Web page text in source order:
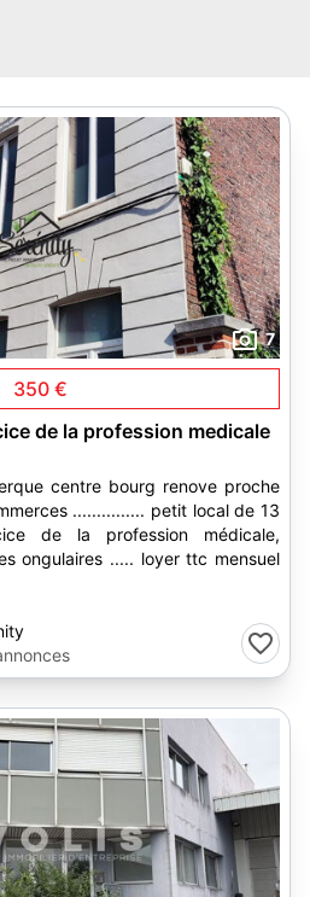
7
350 €
de la profession medicale
centre bourg renove proche
..... loyer ttc mensuel